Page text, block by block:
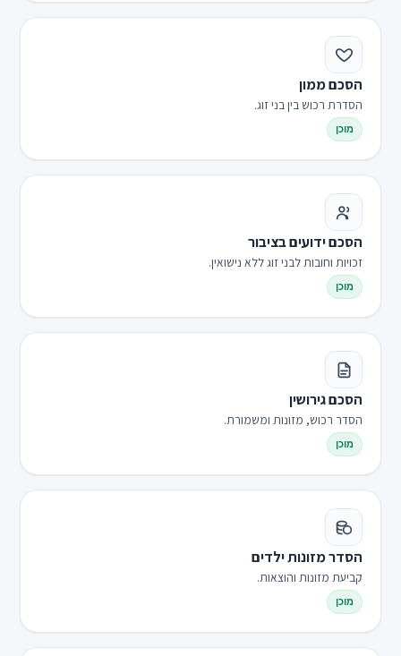
הסכם ממון
הסדרת רכוש בין בני זוג.
מוכן
הסכם ידועים בציבור
זכויות וחובות לבני זוג ללא נישואין.
מוכן
הסכם גירושין
הסדר רכוש, מזונות ומשמורת.
מוכן
הסדר מזונות ילדים
קביעת מזונות והוצאות.
מוכן